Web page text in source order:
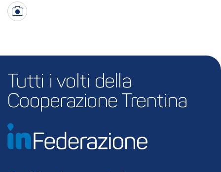
Tutti i volti della
Cooperazione Trentina